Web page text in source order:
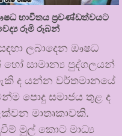
භාවිතය ප්‍රචණ්ඩත්වයට
රූමි රූබන්
ලබාදෙන ඖෂධ
සාමාන්‍ය පුද්ගලයන්
ද යන්න වර්තමානයේ
පොදු සමාජය තුළ ද
මාතෘකාවකි.
මුල් කොට මාධ්‍ය